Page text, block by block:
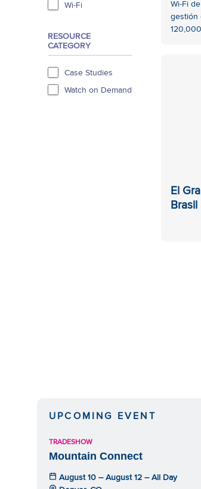
Wi-Fi
RESOURCE
CATEGORY
Case Studies
Watch on Demand
Wi-Fi
gestión
El
UPCOMING EVENT
TRADESHOW
Mountain Connect
August 10 – August 12 – All Day